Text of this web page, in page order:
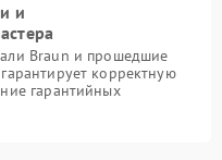
и
Braun и прошедшие
корректную
гарантийных